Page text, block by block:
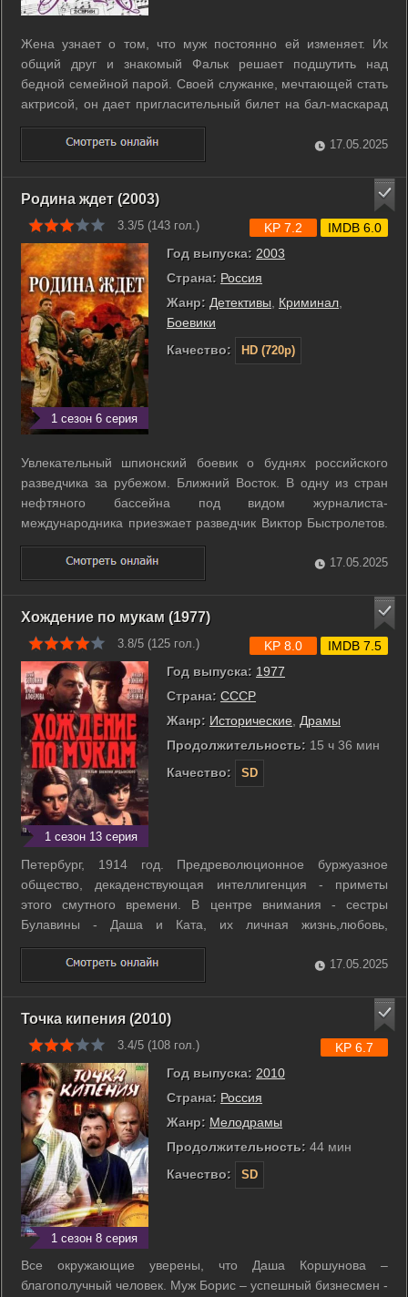
Жена узнает о том, что муж постоянно ей изменяет. Их
общий друг и знакомый Фальк решает подшутить над
бедной семейной парой. Своей служанке, мечтающей стать
актрисой, он дает пригласительный билет на бал-маскарад
и костюм «летучей мыши», чтобы та «охмурила»
незадачливого ловеласа. Этот разговор слышит жена и
принимает решение тоже отправиться на ...
17.05.2025
Родина ждет (2003)
3.3/5 (143 гол.)
1 сезон 6 серия
Год выпуска: 2003
Страна: Россия
Жанр: Детективы Криминал
Боевики
Качество:
HD (720p)
KP 7.2 IMDB 6.0
Увлекательный шпионский боевик о буднях российского
разведчика за рубежом. Ближний Восток. В одну из стран
нефтяного бассейна под видом журналиста-
международника приезжает разведчик Виктор Быстролетов.
Его цель - установить контакт с бывшим террористом по
имени Джавад. Вот уже несколько лет, как Джавад отошел от
дел и скрылся в неизвестном ...
17.05.2025
Хождение по мукам (1977)
3.8/5 (125 гол.)
1 сезон 13 серия
Год выпуска: 1977
Страна: СССР
Жанр: Исторические
Драмы
Продолжительность: 15 ч 36 мин
Качество:
SD
KP 8.0 IMDB 7.5
Петербург, 1914 год. Предреволюционное буржуазное
общество, декаденствующая интеллигенция - приметы
этого смутного времени. В центре внимания - сестры
Булавины - Даша и Ката, их личная жизнь,любовь,
увлечения, сердечные драмы. ...
17.05.2025
Точка кипения (2010)
3.4/5 (108 гол.)
1 сезон 8 серия
Год выпуска: 2010
Страна: Россия
Жанр: Мелодрамы
Продолжительность: 44 мин
Качество:
SD
KP 6.7
Все окружающие уверены, что Даша Коршунова –
благополучный человек. Муж Борис – успешный бизнесмен -